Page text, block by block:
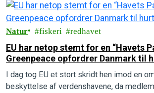
Natur fiskeri redhavet
EU har netop stemt for en “Havets
Greenpeace opfordrer Danmark til
trop
I dag tog EU et stort skridt hen imod en
beskyttelse af verdenshavene, da